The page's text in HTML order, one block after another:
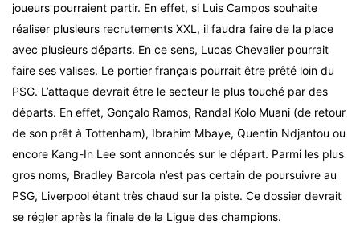
joueurs pourraient partir. En effet, si Luis Campos souhaite
réaliser plusieurs recrutements XXL, il faudra faire de la place
avec plusieurs départs. En ce sens, Lucas Chevalier pourrait
faire ses valises. Le portier français pourrait être prêté loin du
PSG. L’attaque devrait être le secteur le plus touché par des
départs. En effet, Gonçalo Ramos, Randal Kolo Muani (de retour
de son prêt à Tottenham), Ibrahim Mbaye, Quentin Ndjantou ou
encore Kang-In Lee sont annoncés sur le départ. Parmi les plus
gros noms, Bradley Barcola n’est pas certain de poursuivre au
PSG, Liverpool étant très chaud sur la piste. Ce dossier devrait
se régler après la finale de la Ligue des champions.